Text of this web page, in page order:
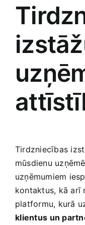
Preces
Rotaļlietas,
Smaržas,
TV un
Zoo preces
Tirdzniecības
mūsdienu
uzņēmumiem
kontaktus, ​kā arī
platformu, kurā
⁣klientus ⁤un